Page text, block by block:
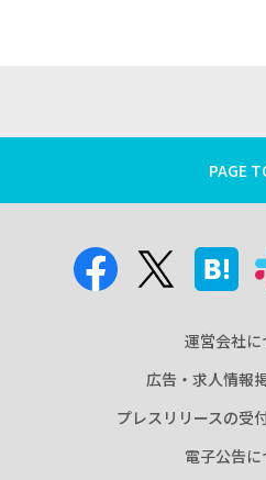
PAGE
運営会社に
広告・求人情報
プレスリリースの受
電子公告に